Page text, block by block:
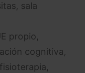
sala
propio,
cognitiva,